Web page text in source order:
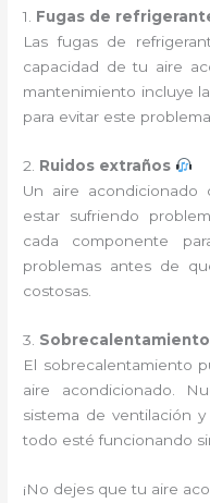
1. Fugas de
Las fugas de
capacidad de tu aire
mantenimiento incluye
para evitar este problema.
2. Ruidos extraños
Un aire acondicionado
estar sufriendo
cada componente
problemas antes de
costosas.
3. Sobrecalentamiento
El sobrecalentamiento
aire acondicionado.
sistema de ventilación
todo esté funcionando
¡No dejes que tu aire